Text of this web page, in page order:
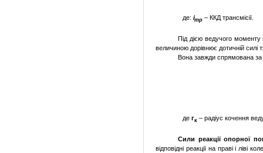
де: ітр – ККД трансмісії.
Під дією ведучого
величиною дорів­нює дотичній силі
Вона завжди спрямована
де гк– радіус кочення
Сили реакції опорної
відповідні реакції на праві і ліві